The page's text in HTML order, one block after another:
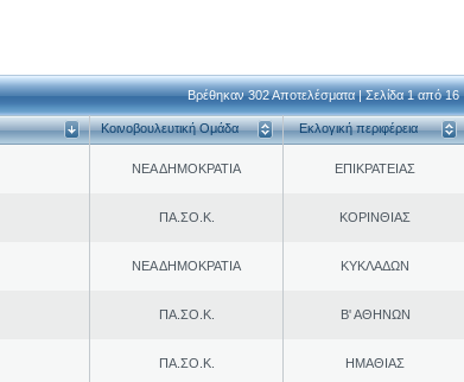
Βρέθηκαν 302 Αποτελέσματα | Σελίδα 1 από 16
Κοινοβουλευτική Ομάδα Εκλογική περιφέρεια
ΝΕΑ ΔΗΜΟΚΡΑΤΙΑ ΕΠΙΚΡΑΤΕΙΑΣ
ΠΑ.ΣΟ.Κ. ΚΟΡΙΝΘΙΑΣ
ΝΕΑ ΔΗΜΟΚΡΑΤΙΑ ΚΥΚΛΑΔΩΝ
ΠΑ.ΣΟ.Κ. Β' ΑΘΗΝΩΝ
ΠΑ.ΣΟ.Κ. ΗΜΑΘΙΑΣ